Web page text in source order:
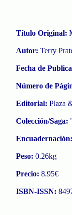
Título Original:
Autor: Terry
Fecha de
Número de
Editorial: Plaza
Colección/Saga:
Encuadernación:
Peso: 0.26kg
Precio: 8.95€
ISBN-ISSN: